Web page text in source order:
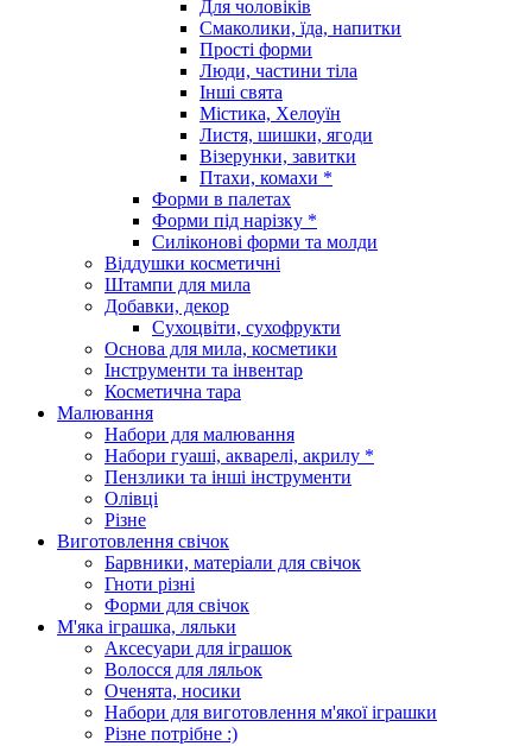
Для чоловіків
Смаколики, їда, напитки
Прості форми
Люди, частини тіла
Інші свята
Містика, Хелоуїн
Листя, шишки, ягоди
Візерунки, завитки
Птахи, комахи *
Форми в палетах
Форми під нарізку *
Силіконові форми та молди
Віддушки косметичні
Штампи для мила
Добавки, декор
Сухоцвіти, сухофрукти
Основа для мила, косметики
Інструменти та інвентар
Косметична тара
Малювання
Набори для малювання
Набори гуаші, акварелі, акрилу *
Пензлики та інші інструменти
Олівці
Різне
Виготовлення свічок
Барвники, матеріали для свічок
Гноти різні
Форми для свічок
М'яка іграшка, ляльки
Аксесуари для іграшок
Волосся для ляльок
Оченята, носики
Набори для виготовлення м'якої іграшки
Різне потрібне :)